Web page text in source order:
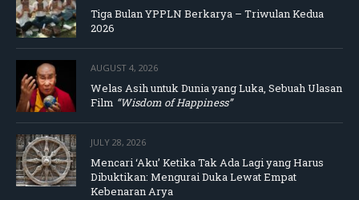
Tiga Bulan YPPLN Berkarya – Triwulan Kedua
2026
AUGUST 4, 2026
Welas Asih untuk Dunia yang Luka, Sebuah Ulasan
Film “Wisdom of Happiness”
JULY 28, 2026
Mencari ‘Aku’ Ketika Tak Ada Lagi yang Harus
Dibuktikan: Mengurai Duka Lewat Empat
Kebenaran Arya